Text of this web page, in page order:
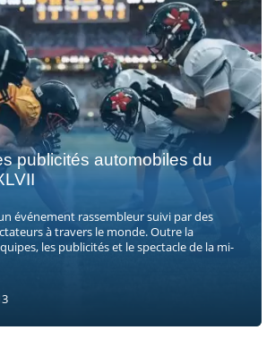
publicités automobiles du
événement rassembleur suivi par des
à travers le monde. Outre la
les publicités et le spectacle de la mi-